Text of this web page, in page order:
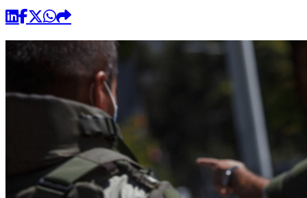
Universidad de Chile
Sustentabilidad